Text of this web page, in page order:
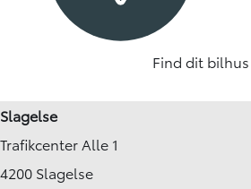
Find dit bilhus
Slagelse
Trafikcenter Alle 1
4200 Slagelse